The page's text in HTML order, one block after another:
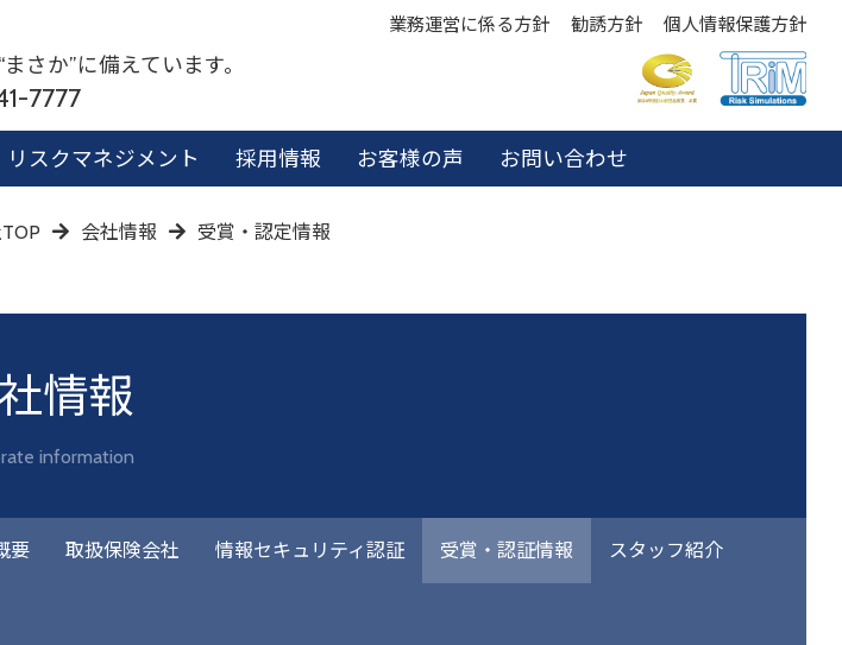
業務運営に係る方針 勧誘方針 個人情報保護方針
さか”に備えています。
7777
リスクマネジメント 採用情報 お客様の声 お問い合わせ
会社情報 受賞・認定情報
情報
information
要 取扱保険会社 情報セキュリティ認証 受賞・認証情報 スタッフ紹介